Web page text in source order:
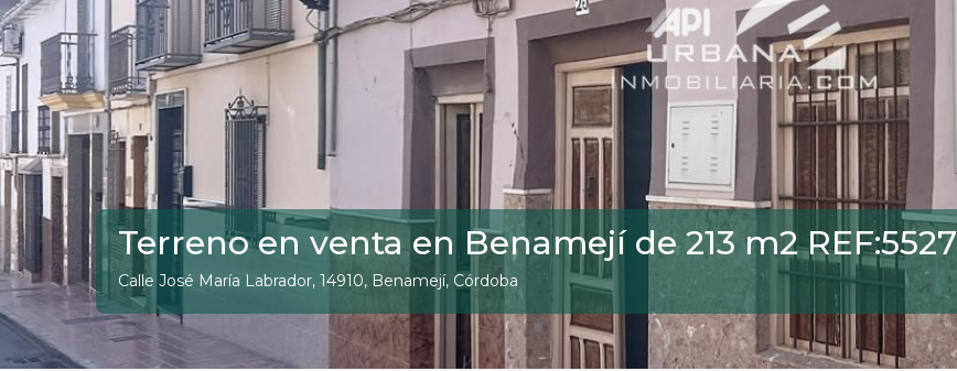
Terreno en venta en Benamejí de 213 m2 REF:5527
Calle José María Labrador, 14910, Benamejí, Córdoba